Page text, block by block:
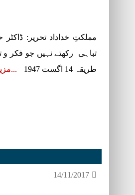
مملکتِ خداداد تحریر:
تباہی رکھتے نہیں جو فکر و
طریقہ 14 اگست 1947
14/11/2017